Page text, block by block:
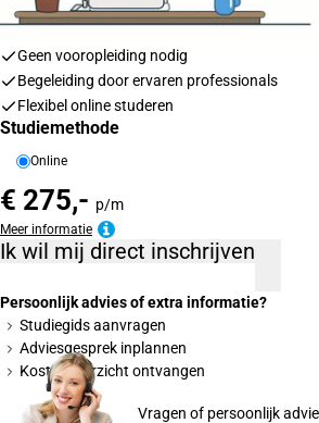
Geen vooropleiding nodig
Begeleiding door ervaren professionals
Flexibel online studeren
Studiemethode
Online
€ 275,- p/m
Meer informatie
Ik wil mij direct inschrijven
Persoonlijk advies of extra informatie?
Studiegids aanvragen
Adviesgesprek inplannen
Kostenoverzicht ontvangen
Vragen of persoonlijk